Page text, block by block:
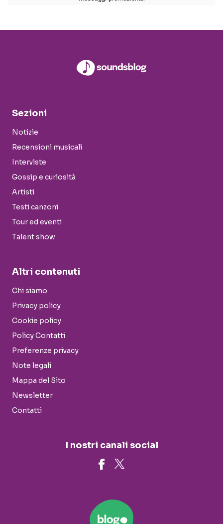
Sezioni
Notizie
Recensioni musicali
Interviste
Gossip e curiosità
Artisti
Testi canzoni
Tour ed eventi
Talent show
Altri contenuti
Chi siamo
Privacy policy
Cookie policy
Policy Contatti
Preferenze privacy
Note legali
Mappa del Sito
Newsletter
Contatti
I nostri canali social